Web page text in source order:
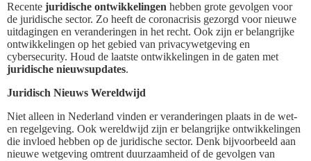
Recente juridische ontwikkelingen hebben grote gevolgen voor
de juridische sector. Zo heeft de coronacrisis gezorgd voor nieuwe
uitdagingen en veranderingen in het recht. Ook zijn er belangrijke
ontwikkelingen op het gebied van privacywetgeving en
cybersecurity. Houd de laatste ontwikkelingen in de gaten met
juridische nieuwsupdates.
Juridisch Nieuws Wereldwijd
Niet alleen in Nederland vinden er veranderingen plaats in de wet-
en regelgeving. Ook wereldwijd zijn er belangrijke ontwikkelingen
die invloed hebben op de juridische sector. Denk bijvoorbeeld aan
nieuwe wetgeving omtrent duurzaamheid of de gevolgen van